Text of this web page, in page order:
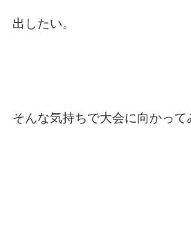
出したい。
そんな気持ちで大会に向かって